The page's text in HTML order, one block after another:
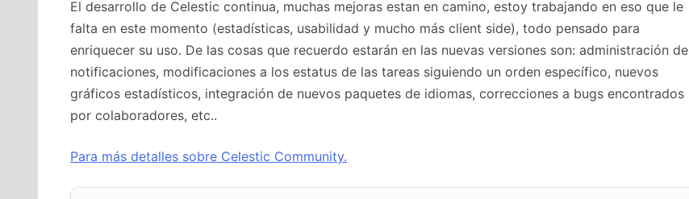
El desarrollo de Celestic continua, muchas mejoras estan en camino, estoy trabajando en eso que le
falta en este momento (estadísticas, usabilidad y mucho más client side), todo pensado para
enriquecer su uso. De las cosas que recuerdo estarán en las nuevas versiones son: administración de
notificaciones, modificaciones a los estatus de las tareas siguiendo un orden específico, nuevos
gráficos estadísticos, integración de nuevos paquetes de idiomas, correcciones a bugs encontrados
por colaboradores, etc..
Para más detalles sobre Celestic Community.